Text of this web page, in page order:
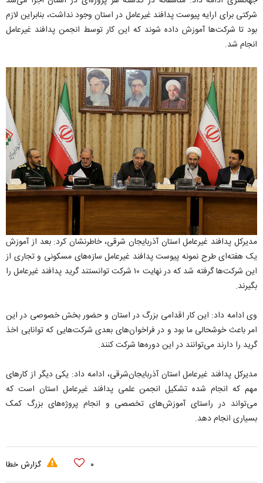
شرکتی برای ارایه پیوست پدافند غیرعامل در استان وجود نداشت، بنابراین لازم
بود تا شرکت‌ها آموزش داده شوند که این کار توسط انجمن پدافند غیرعامل
انجام شد.
مدیرکل پدافند غیرعامل استان آذربایجان‌ شرقی، خاطرنشان کرد: بعد از آموزش
یک هفته‌ای طرح نمونه پیوست پدافند غیرعامل سازه‌های مسکونی و تجاری از
این شرکت‌ها گرفته شد که در نهایت ۱۰ شرکت توانستند گرید پدافند غیرعامل را
بگیرند.
وی ادامه داد: این کار اقدامی بزرگ در استان و حضور بخش خصوصی در این
امر باعث خوشحالی ما بود و در فراخوان‌های بعدی شرکت‌هایی که توانایی اخذ
گرید را دارند می‌توانند در این دوره‌ها شرکت کنند.
مدیرکل پدافند غیرعامل استان آذربایجان‌شرقی، ادامه داد: یکی دیگر از کارهای
مهم که انجام شده تشکیل انجمن علمی پدافند غیرعامل استان است که
می‌تواند در راستای آموزش‌های تخصصی و انجام پروژه‌های بزرگ کمک
بسیاری انجام دهد.
۰ گزارش خطا